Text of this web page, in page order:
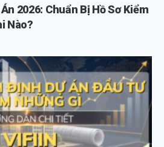
2026: Chuẩn Bị Hồ Sơ Kiểm
Nào?